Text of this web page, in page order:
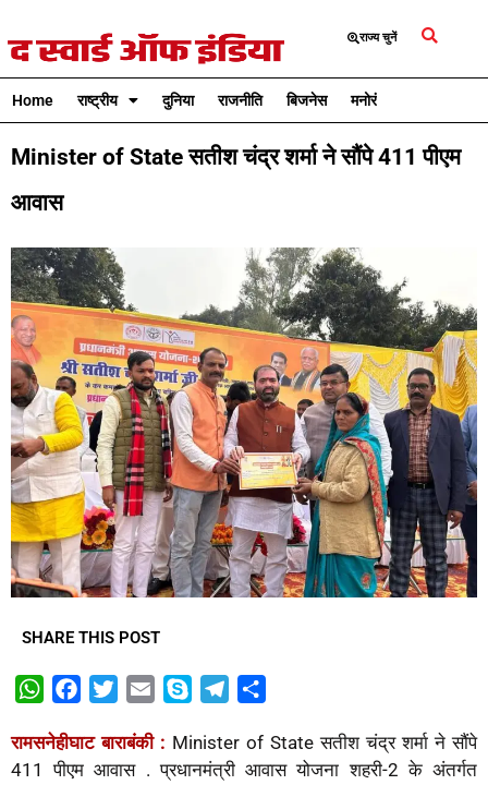
राज्य चुनें
Home राष्ट्रीय दुनिया राजनीति बिजनेस मनोरंजन
Minister of State सतीश चंद्र शर्मा ने सौंपे 411 पीएम
आवास
SHARE THIS POST
W
a
c
e
i
t
a
y
p
l
e
a
r
रामसनेहीघाट बाराबंकी : Minister of State सतीश चंद्र शर्मा ने सौंपे
411 पीएम आवास . प्रधानमंत्री आवास योजना शहरी-2 के अंतर्गत